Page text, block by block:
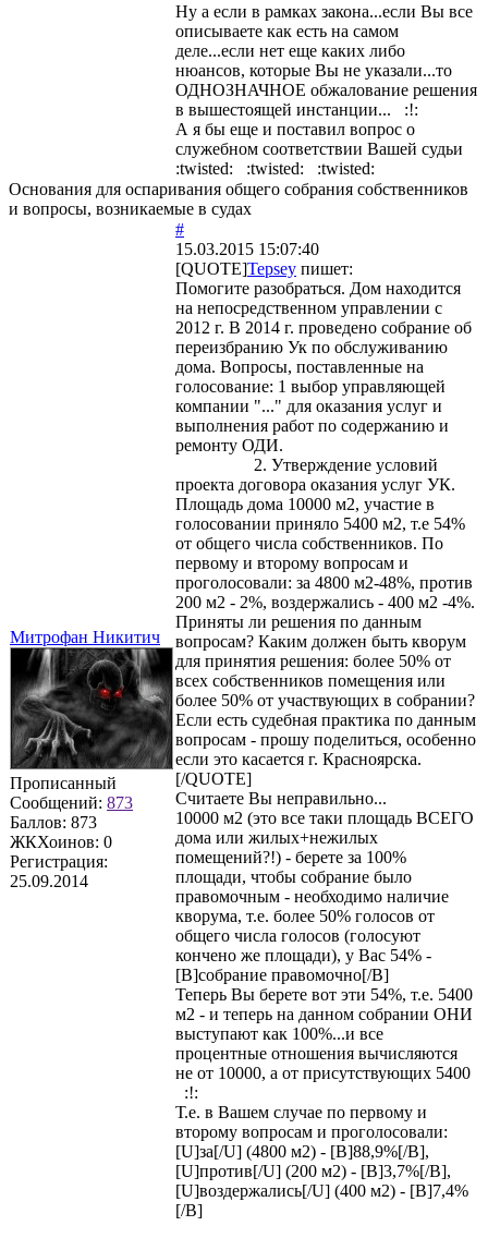
Ну а если в рамках закона...если Вы все
описываете как есть на самом
деле...если нет еще каких либо
нюансов, которые Вы не указали...то
ОДНОЗНАЧНОЕ обжалование решения
в вышестоящей инстанции... :!:
А я бы еще и поставил вопрос о
служебном соответствии Вашей судьи
:twisted: :twisted: :twisted:
Основания для оспаривания общего собрания собственников
и вопросы, возникаемые в судах
Митрофан Никитич
Прописанный
Сообщений: 873
Баллов: 873
ЖКХоинов: 0
Регистрация:
25.09.2014
#
15.03.2015 15:07:40
[QUOTE]Tepsey пишет:
Помогите разобраться. Дом находится
на непосредственном управлении с
2012 г. В 2014 г. проведено собрание об
переизбранию Ук по обслуживанию
дома. Вопросы, поставленные на
голосование: 1 выбор управляющей
компании "..." для оказания услуг и
выполнения работ по содержанию и
ремонту ОДИ.
2. Утверждение условий
проекта договора оказания услуг УК.
Площадь дома 10000 м2, участие в
голосовании приняло 5400 м2, т.е 54%
от общего числа собственников. По
первому и второму вопросам и
проголосовали: за 4800 м2-48%, против
200 м2 - 2%, воздержались - 400 м2 -4%.
Приняты ли решения по данным
вопросам? Каким должен быть кворум
для принятия решения: более 50% от
всех собственников помещения или
более 50% от участвующих в собрании?
Если есть судебная практика по данным
вопросам - прошу поделиться, особенно
если это касается г. Красноярска.
[/QUOTE]
Считаете Вы неправильно...
10000 м2 (это все таки площадь ВСЕГО
дома или жилых+нежилых
помещений?!) - берете за 100%
площади, чтобы собрание было
правомочным - необходимо наличие
кворума, т.е. более 50% голосов от
общего числа голосов (голосуют
кончено же площади), у Вас 54% -
[B]собрание правомочно[/B]
Теперь Вы берете вот эти 54%, т.е. 5400
м2 - и теперь на данном собрании ОНИ
выступают как 100%...и все
процентные отношения вычисляются
не от 10000, а от присутствующих 5400
:!:
Т.е. в Вашем случае по первому и
второму вопросам и проголосовали:
[U]за[/U] (4800 м2) - [B]88,9%[/B],
[U]против[/U] (200 м2) - [B]3,7%[/B],
[U]воздержались[/U] (400 м2) - [B]7,4%
[/B]